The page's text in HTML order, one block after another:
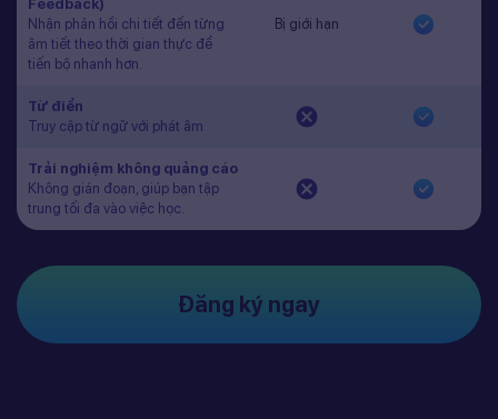
Feedback)
Nhận phản hồi chi tiết đến từng
âm tiết theo thời gian thực để
tiến bộ nhanh hơn.
Bị giới hạn
Từ điển
Truy cập từ ngữ với phát âm
Trải nghiệm không quảng cáo
Không gián đoạn, giúp bạn tập
trung tối đa vào việc học.
Đăng ký ngay